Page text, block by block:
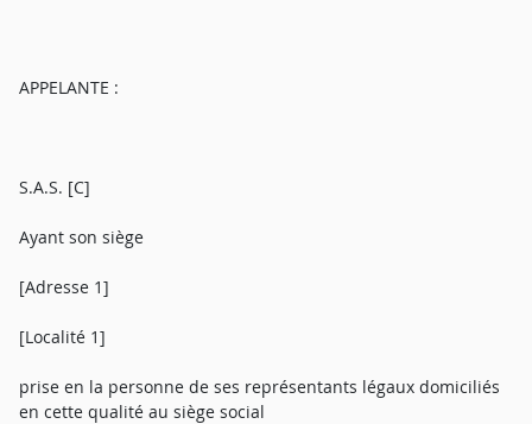
APPELANTE :
S.A.S. [C]
Ayant son siège
[Adresse 1]
[Localité 1]
prise en la personne de ses représentants légaux domiciliés
en cette qualité au siège social